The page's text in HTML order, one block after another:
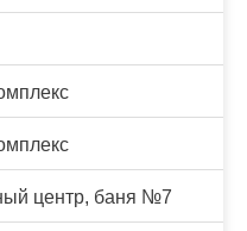
центр, баня №7